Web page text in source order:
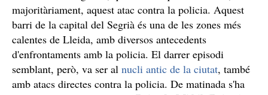
majoritàriament, aquest atac contra la policia. Aquest
barri de la capital del Segrià és una de les zones més
calentes de Lleida, amb diversos antecedents
d'enfrontaments amb la policia. El darrer episodi
semblant, però, va ser al nucli antic de la ciutat, també
amb atacs directes contra la policia. De matinada s'ha